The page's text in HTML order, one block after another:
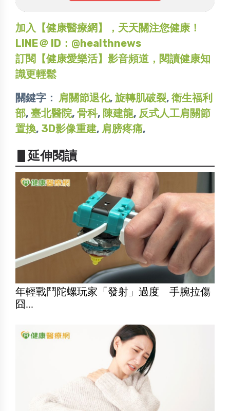
加入【健康醫療網】，天天關注您健康！
LINE＠ ID：@healthnews
訂閱【健康愛樂活】影音頻道，閱讀健康知
識更輕鬆
關鍵字： 肩關節退化, 旋轉肌破裂, 衛生福利
部, 臺北醫院, 骨科, 陳建龍, 反式人工肩關節
置換, 3D影像重建, 肩膀疼痛,
▋延伸閱讀
年輕戰鬥陀螺玩家「發射」過度 手腕拉傷
囧...